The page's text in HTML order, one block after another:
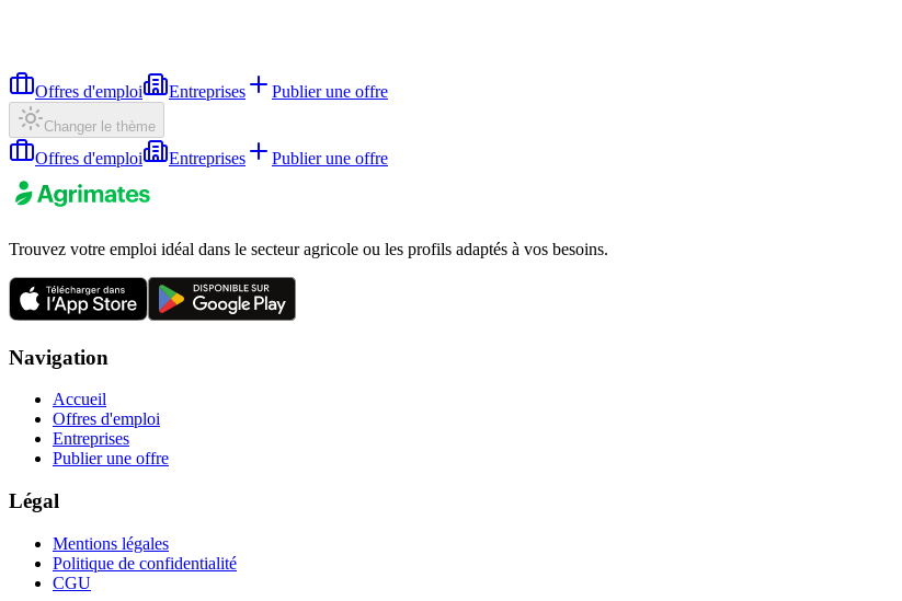
Offres d'emploi Entreprises Publier une offre
Changer le thème
Offres d'emploi Entreprises Publier une offre
Trouvez votre emploi idéal dans le secteur agricole ou les profils adaptés à vos besoins.
Navigation
Accueil
Offres d'emploi
Entreprises
Publier une offre
Légal
Mentions légales
Politique de confidentialité
CGU